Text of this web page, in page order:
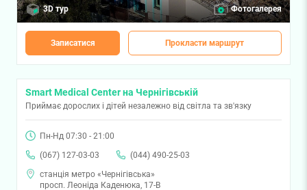
3D тур Фотогалерея
Записатися Прокласти маршрут
Smart Medical Center на Чернігівській
Приймає дорослих і дітей незалежно від світла та зв'язку
Пн-Нд 07:30 - 21:00
(067) 127-03-03
(044) 490-25-03
станція метро «Чернігівська»
просп. Леоніда Каденюка, 17-В